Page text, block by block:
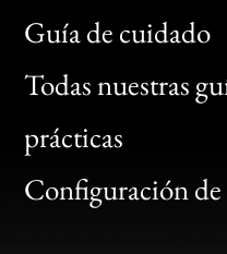
Guía de cuidado
Todas nuestras
prácticas
Configuración de